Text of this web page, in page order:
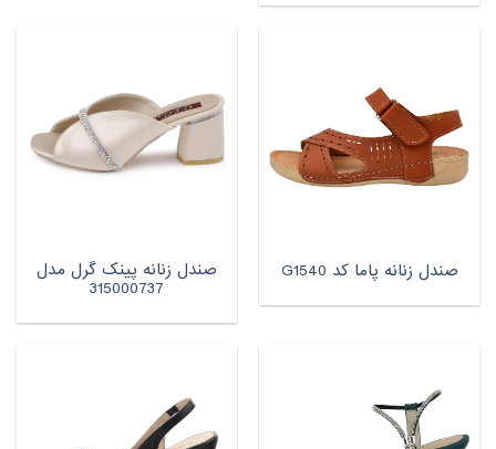
صندل زنانه پاما کد G1540 صندل زنانه پینک گرل مدل
315000737